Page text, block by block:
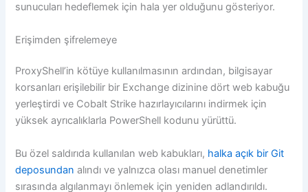
sunucuları hedeflemek için hala yer olduğunu gösteriyor.
Erişimden şifrelemeye
ProxyShell’in kötüye kullanılmasının ardından, bilgisayar
korsanları erişilebilir bir Exchange dizinine dört web kabuğu
yerleştirdi ve Cobalt Strike hazırlayıcılarını indirmek için
yüksek ayrıcalıklarla PowerShell kodunu yürüttü.
Bu özel saldırıda kullanılan web kabukları, halka açık bir Git
deposundan alındı ​​ve yalnızca olası manuel denetimler
sırasında algılanmayı önlemek için yeniden adlandırıldı.